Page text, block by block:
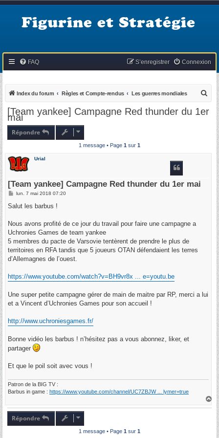
Figurine et Stratégie
FAQ Connexion
S’enregistrer
Index du forum Règles et Compte-rendus Les guerres mondiales
[Team yankee] Campagne Red thunder du 1er
mai
Répondre
1 message • Page 1 sur 1
Urial
[Team yankee] Campagne Red thunder du 1er mai
M
s
g
lun. 7 mai 2018 07:20
Salut les barbus !
Nous avons profité de ce jour du travail pour faire une campagne a
Uchronies Games de team yankee
5 membres du pacte de Varsovie tentèrent de prendre le plus de
territoires en RFA tandis que 5 joueurs OTAN défendaient les terres
d’Allemagnes de l’ouest.
https://www.youtube.com/watch?v=BH9vr8x ... e=youtu.be
Une super petite campagne gérer de main de maitre par RP, merci a lui
et a Vincent d’Uchronies Games pour son accueil !
http://www.uchroniesgames.fr/
Bonne vidéo les barbus ! n’hésitez pas a vous abonnez, liker, et
partager
Et que le poil soit avec vous !
Patron de la BIG TV :
Barbus in game : https://www.youtube.com/channel/UC7ZBJW ... lymer=true
H
Répondre
1 message • Page 1 sur 1